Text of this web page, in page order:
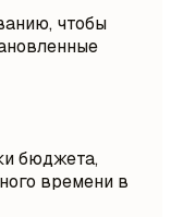
чтобы
бюджета,
времени в